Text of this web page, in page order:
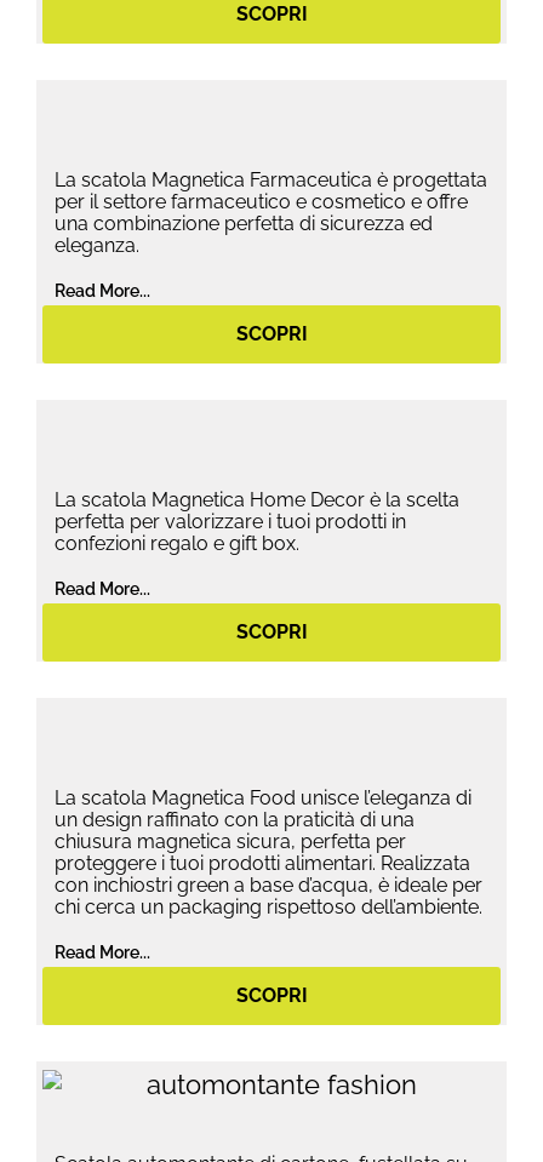
SCOPRI
La scatola Magnetica Farmaceutica è progettata
per il settore farmaceutico e cosmetico e offre
una combinazione perfetta di sicurezza ed
eleganza.
Read More...
SCOPRI
La scatola Magnetica Home Decor è la scelta
perfetta per valorizzare i tuoi prodotti in
confezioni regalo e gift box.
Read More...
SCOPRI
La scatola Magnetica Food unisce l’eleganza di
un design raffinato con la praticità di una
chiusura magnetica sicura, perfetta per
proteggere i tuoi prodotti alimentari. Realizzata
con inchiostri green a base d’acqua, è ideale per
chi cerca un packaging rispettoso dell’ambiente.
Read More...
SCOPRI